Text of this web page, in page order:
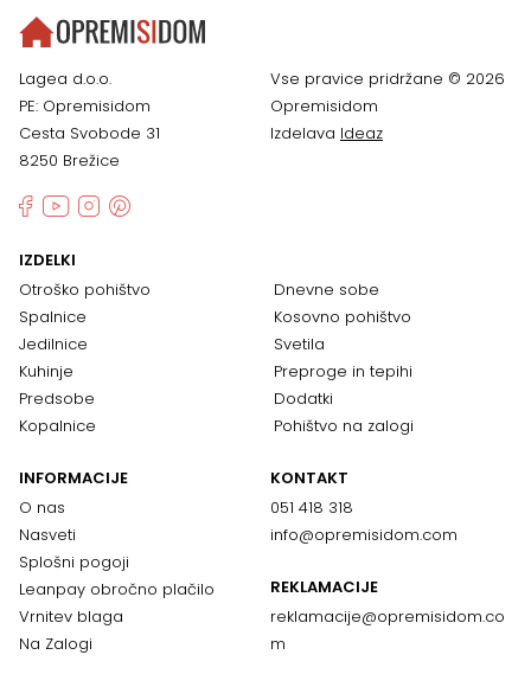
Lagea d.o.o.
PE: Opremisidom
Cesta Svobode 31
8250 Brežice
Vse pravice pridržane © 2026
Opremisidom
Izdelava Ideaz
IZDELKI
Otroško pohištvo
Spalnice
Jedilnice
Kuhinje
Predsobe
Kopalnice
Dnevne sobe
Kosovno pohištvo
Svetila
Preproge in tepihi
Dodatki
Pohištvo na zalogi
INFORMACIJE
O nas
Nasveti
Splošni pogoji
Leanpay obročno plačilo
Vrnitev blaga
Na Zalogi
KONTAKT
051 418 318
info@opremisidom.com
REKLAMACIJE
reklamacije@opremisidom.co
m